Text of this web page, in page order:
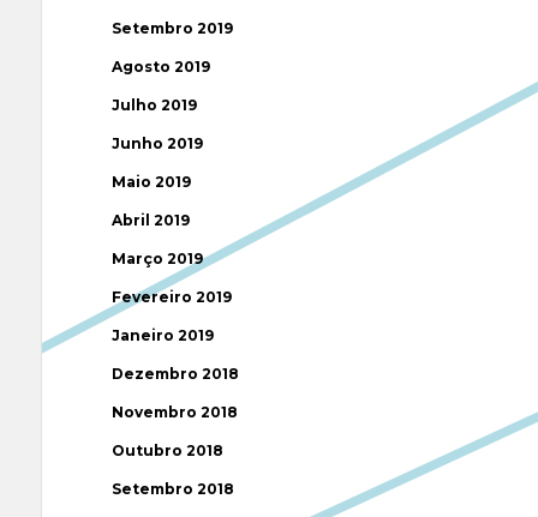
Setembro 2019
Agosto 2019
Julho 2019
Junho 2019
Maio 2019
Abril 2019
Março 2019
Fevereiro 2019
Janeiro 2019
Dezembro 2018
Novembro 2018
Outubro 2018
Setembro 2018